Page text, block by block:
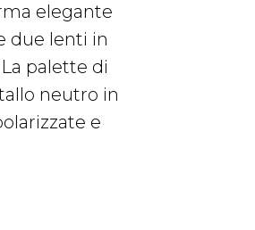
elegante
due lenti in
palette di
neutro in
e